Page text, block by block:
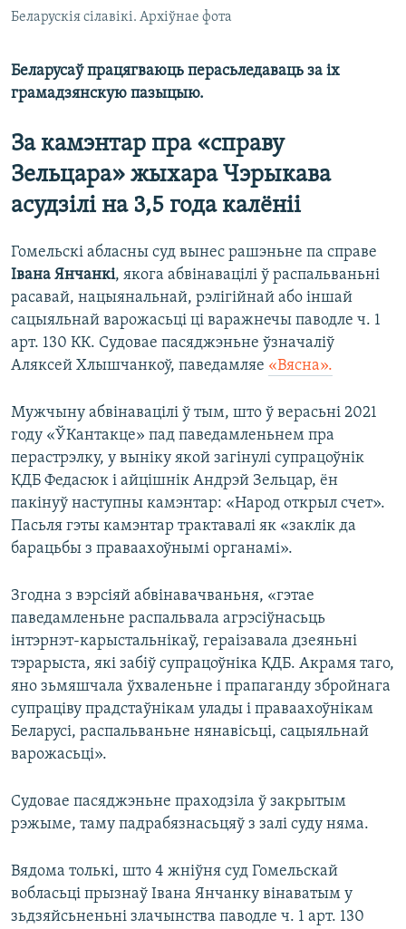
Беларускія сілавікі. Архіўнае фота
Беларусаў працягваюць перасьледаваць за іх
грамадзянскую пазыцыю.
За камэнтар пра «справу
Зельцара» жыхара Чэрыкава
асудзілі на 3,5 года калёніі
Гомельскі абласны суд вынес рашэньне па справе
Івана Янчанкі, якога абвінавацілі ў распальваньні
расавай, нацыянальнай, рэлігійнай або іншай
сацыяльнай варожасьці ці варажнечы паводле ч. 1
арт. 130 КК. Судовае пасяджэньне ўзначаліў
Аляксей Хлышчанкоў, паведамляе «Вясна».
Мужчыну абвінавацілі ў тым, што ў верасьні 2021
году «ЎКантакце» пад паведамленьнем пра
перастрэлку, у выніку якой загінулі супрацоўнік
КДБ Федасюк і айцішнік Андрэй Зельцар, ён
пакінуў наступны камэнтар: «Народ открыл счет».
Пасьля гэты камэнтар трактавалі як «заклік да
барацьбы з праваахоўнымі органамі».
Згодна з вэрсіяй абвінавачваньня, «гэтае
паведамленьне распальвала агрэсіўнасьць
інтэрнэт-карыстальнікаў, гераізавала дзеяньні
тэрарыста, які забіў супрацоўніка КДБ. Акрамя таго,
яно зьмяшчала ўхваленьне і прапаганду збройнага
супраціву прадстаўнікам улады і праваахоўнікам
Беларусі, распальваньне нянавісьці, сацыяльнай
варожасьці».
Судовае пасяджэньне праходзіла ў закрытым
рэжыме, таму падрабязнасьцяў з залі суду няма.
Вядома толькі, што 4 жніўня суд Гомельскай
вобласьці прызнаў Івана Янчанку вінаватым у
зьдзяйсьненьні злачынства паводле ч. 1 арт. 130